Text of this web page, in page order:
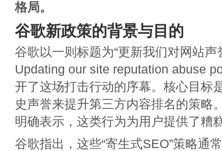
格局。
谷歌新政策的背景与目的
谷歌以一则标题为“更新我们对网站声
Updating our site reputation abuse
开了这场打击行动的序幕。核心目标
史声誉来提升第三方内容排名的策略
明确表示，这类行为为用户提供了糟
谷歌指出，这些“寄生式SEO”策略通